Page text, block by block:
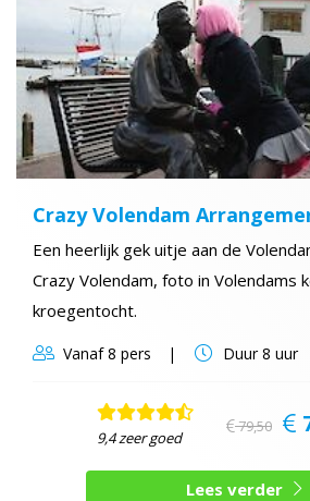
Crazy Volendam
Een heerlijk gek uitje aan de
Crazy Volendam, foto in Volendams
kroegentocht.
Vanaf8 pers Duur8 uur
9,4 zeer goed
79,50
Lees verder